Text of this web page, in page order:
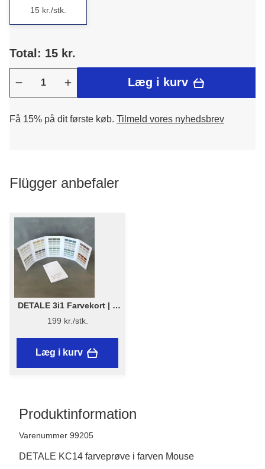
15 kr./stk.
Total: 15 kr.
Læg i kurv
Få 15% på dit første køb. Tilmeld vores nyhedsbrev
Flügger anbefaler
DETALE 3i1 Farvekort | 1
stk. - DETALE 3 i 1
Farvekort 2025 - KABRIC,
KC14, Matt Paint
199 kr./stk.
Læg i kurv
Produktinformation
Varenummer 99205
DETALE KC14 farveprøve i farven Mouse